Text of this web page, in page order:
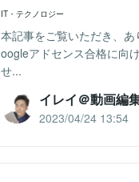
IT・テクノロジー
本記事をご覧いただき、
oogleアドセンス合格に向
せ...
イレイ＠動画編
2023/04/24 13:54